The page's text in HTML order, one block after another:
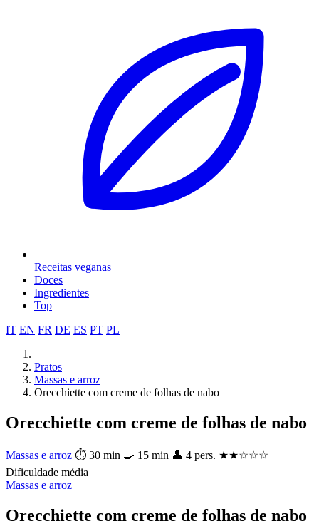
Receitas veganas
Doces
Ingredientes
Top
IT EN FR DE ES PT PL
Pratos
Massas e arroz
Orecchiette com creme de folhas de nabo
Orecchiette com creme de folhas de nabo
Massas e arroz ⏱ 30 min 🍳 15 min 👤 4 pers. ★★☆☆☆
Dificuldade média
Massas e arroz
Orecchiette com creme de folhas de nabo